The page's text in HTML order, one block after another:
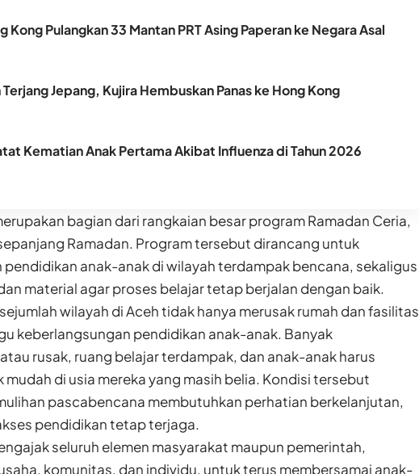
Kong Pulangkan 33 Mantan PRT Asing Paperan ke Negara Asal
Jepang, Kujira Hembuskan Panas ke Hong Kong
Kematian Anak Pertama Akibat Influenza di Tahun 2026
bagian dari rangkaian besar program Ramadan Ceria,
Ramadan. Program tersebut dirancang untuk
anak-anak di wilayah terdampak bencana, sekaligus
material agar proses belajar tetap berjalan dengan baik.
wilayah di Aceh tidak hanya merusak rumah dan fasilitas
keberlangsungan pendidikan anak-anak. Banyak
rusak, ruang belajar terdampak, dan anak-anak harus
di usia mereka yang masih belia. Kondisi tersebut
pascabencana membutuhkan perhatian berkelanjutan,
pendidikan tetap terjaga.
seluruh elemen masyarakat maupun pemerintah,
komunitas, dan individu, untuk terus membersamai anak-